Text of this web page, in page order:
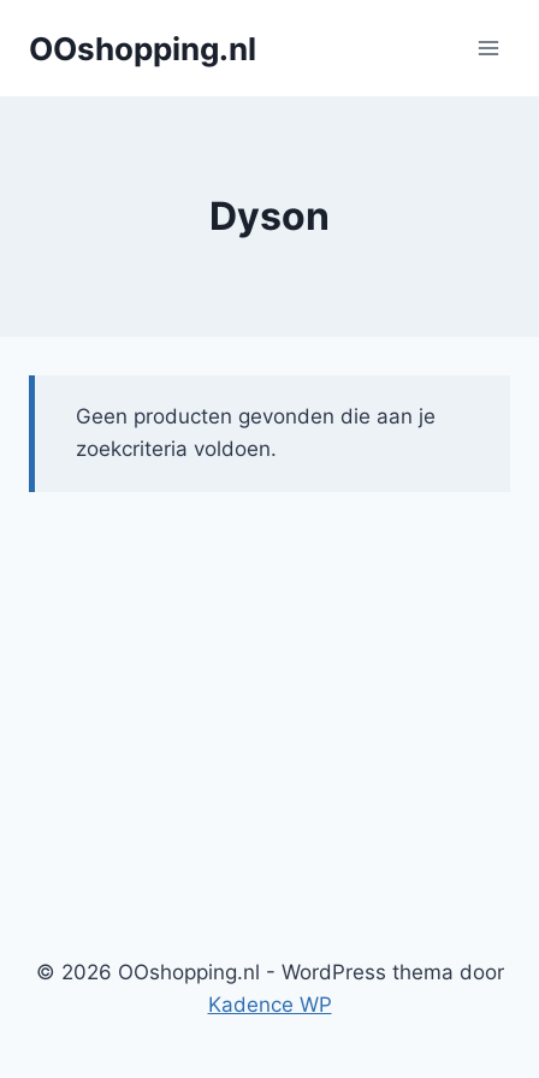
naarOOshopping.nl
Dyson
Geen producten gevonden die aan je
zoekcriteria voldoen.
© 2026 OOshopping.nl - WordPress thema door
Kadence WP